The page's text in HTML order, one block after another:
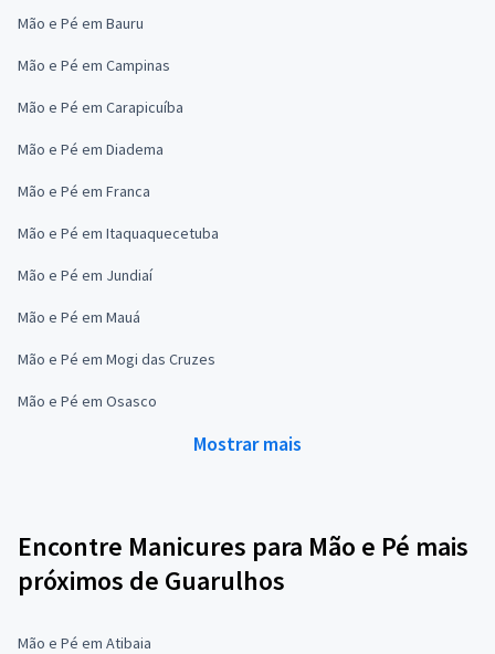
Mão e Pé em Bauru
Mão e Pé em Campinas
Mão e Pé em Carapicuíba
Mão e Pé em Diadema
Mão e Pé em Franca
Mão e Pé em Itaquaquecetuba
Mão e Pé em Jundiaí
Mão e Pé em Mauá
Mão e Pé em Mogi das Cruzes
Mão e Pé em Osasco
Mostrar mais
Encontre Manicures para Mão e Pé mais
próximos de Guarulhos
Mão e Pé em Atibaia